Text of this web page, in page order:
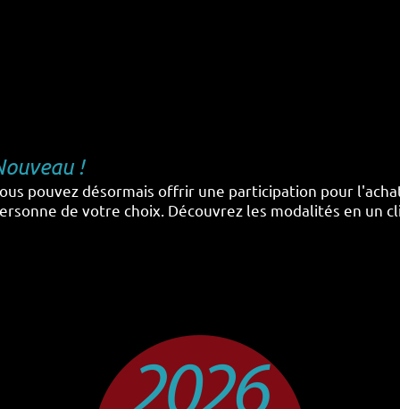
veau !
pouvez désormais offrir une participation pour
de votre choix. Découvrez les modalités en un